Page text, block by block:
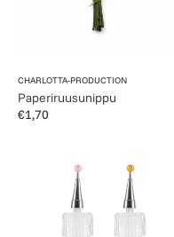
Myyjä:
CHARLOTTA-PRODUCTION
Paperiruusunippu
Normaalihinta
€1,70
Täyttöpullo